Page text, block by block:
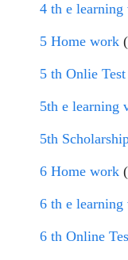
4 th e learning
5 Home work
5 th Onlie Test
5th e learning
5th
6 Home work
6 th e learning
6 th Online